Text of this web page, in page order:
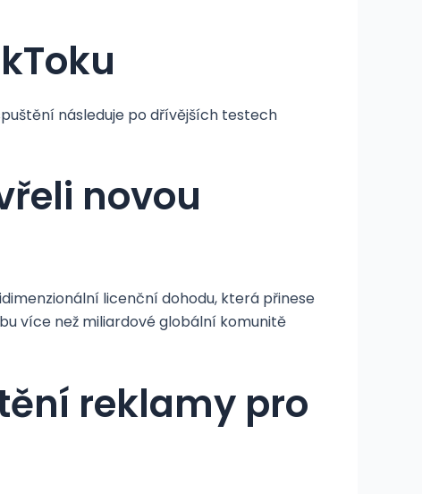
následuje po dřívějších testech
novou
licenční dohodu, která přinese
více než miliardové globální komunitě
reklamy pro